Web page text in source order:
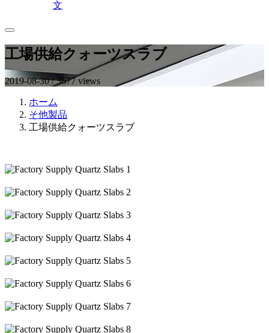
文
工場供給クォーツスラブ
2019-08-30 / 3677 views
ホーム
そ他製品
工場供給クォーツスラブ